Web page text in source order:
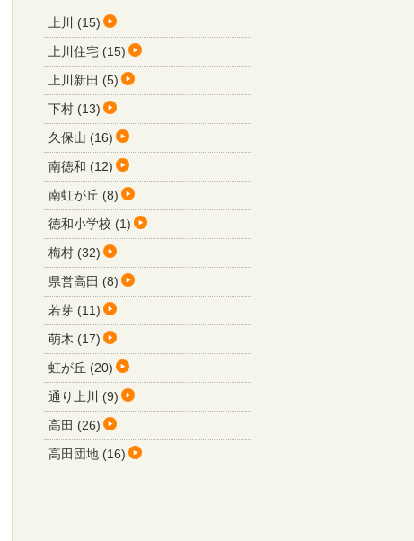
上川 (15)
上川住宅 (15)
上川新田 (5)
下村 (13)
久保山 (16)
南徳和 (12)
南虹が丘 (8)
徳和小学校 (1)
梅村 (32)
県営高田 (8)
若芽 (11)
萌木 (17)
虹が丘 (20)
通り上川 (9)
高田 (26)
高田団地 (16)